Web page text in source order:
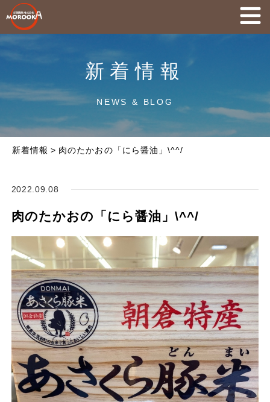
新着情報
NEWS & BLOG
新着情報 > 肉のたかおの「にら醤油」\^^/
2022.09.08
肉のたかおの「にら醤油」\^^/